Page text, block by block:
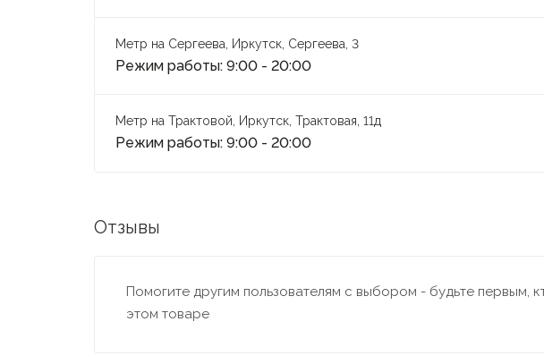
Метр на Сергеева, Иркутск, Сергеева, 3
Режим работы: 9:00 - 20:00
Метр на Трактовой, Иркутск, Трактовая, 11д
Режим работы: 9:00 - 20:00
Отзывы
Помогите другим пользователям с выбором - будьте первым,
этом товаре